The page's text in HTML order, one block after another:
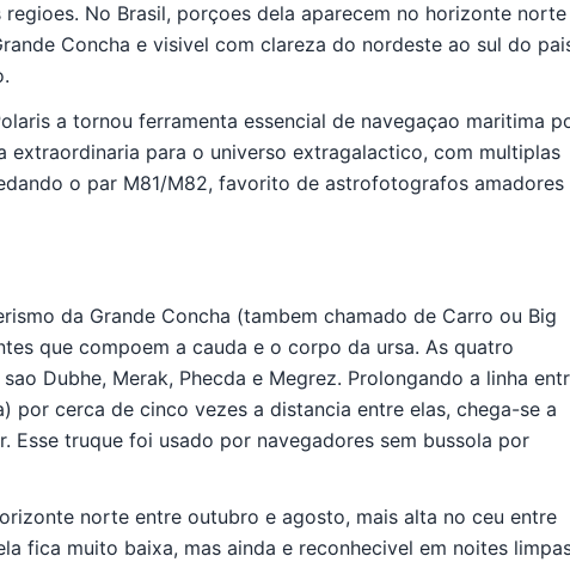
No Brasil, porçoes dela aparecem no horizonte norte
Concha e visivel com clareza do nordeste ao sul do
a tornou ferramenta essencial de navegaçao maritima
extraordinaria para o universo extragalactico, com multiplas
o par M81/M82, favorito de astrofotografos amadores
da Grande Concha (tambem chamado de Carro ou Big
que compoem a cauda e o corpo da ursa. As quatro
Dubhe, Merak, Phecda e Megrez. Prolongando a linha
por cerca de cinco vezes a distancia entre elas, chega-se a
Esse truque foi usado por navegadores sem bussola por
norte entre outubro e agosto, mais alta no ceu entre
fica muito baixa, mas ainda e reconhecivel em noites